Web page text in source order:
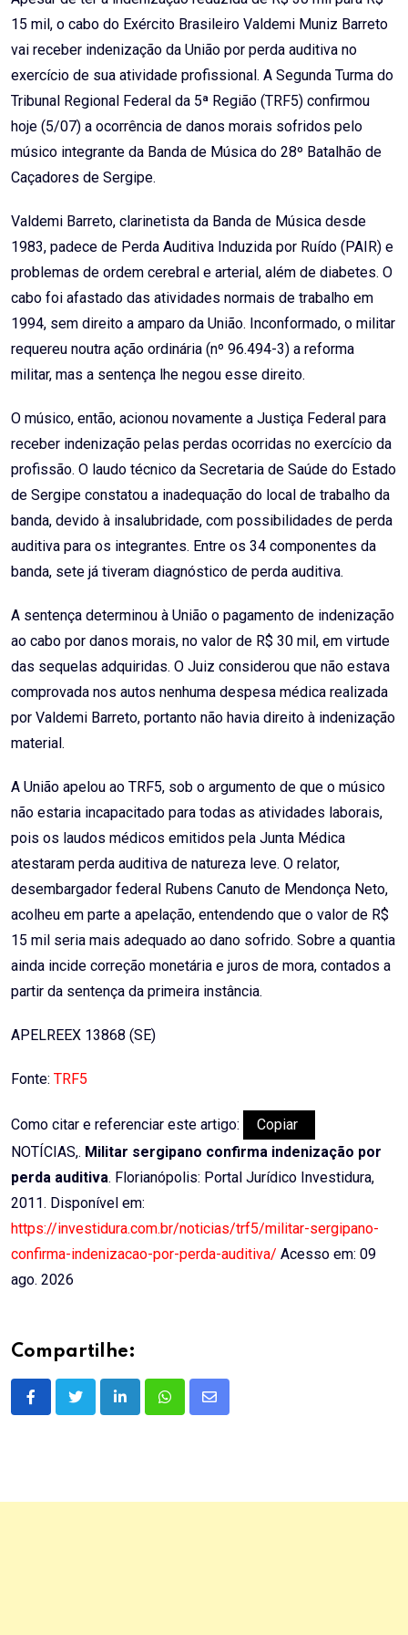
15 mil, o cabo do Exército Brasileiro Valdemi Muniz Barreto
vai receber indenização da União por perda auditiva no
exercício de sua atividade profissional. A Segunda Turma do
Tribunal Regional Federal da 5ª Região (TRF5) confirmou
hoje (5/07) a ocorrência de danos morais sofridos pelo
músico integrante da Banda de Música do 28º Batalhão de
Caçadores de Sergipe.
Valdemi Barreto, clarinetista da Banda de Música desde
1983, padece de Perda Auditiva Induzida por Ruído (PAIR) e
problemas de ordem cerebral e arterial, além de diabetes. O
cabo foi afastado das atividades normais de trabalho em
1994, sem direito a amparo da União. Inconformado, o militar
requereu noutra ação ordinária (nº 96.494-3) a reforma
militar, mas a sentença lhe negou esse direito.
O músico, então, acionou novamente a Justiça Federal para
receber indenização pelas perdas ocorridas no exercício da
profissão. O laudo técnico da Secretaria de Saúde do Estado
de Sergipe constatou a inadequação do local de trabalho da
banda, devido à insalubridade, com possibilidades de perda
auditiva para os integrantes. Entre os 34 componentes da
banda, sete já tiveram diagnóstico de perda auditiva.
A sentença determinou à União o pagamento de indenização
ao cabo por danos morais, no valor de R$ 30 mil, em virtude
das sequelas adquiridas. O Juiz considerou que não estava
comprovada nos autos nenhuma despesa médica realizada
por Valdemi Barreto, portanto não havia direito à indenização
material.
A União apelou ao TRF5, sob o argumento de que o músico
não estaria incapacitado para todas as atividades laborais,
pois os laudos médicos emitidos pela Junta Médica
atestaram perda auditiva de natureza leve. O relator,
desembargador federal Rubens Canuto de Mendonça Neto,
acolheu em parte a apelação, entendendo que o valor de R$
15 mil seria mais adequado ao dano sofrido. Sobre a quantia
ainda incide correção monetária e juros de mora, contados a
partir da sentença da primeira instância.
APELREEX 13868 (SE)
Fonte: TRF5
Como citar e referenciar este artigo:
Copiar
NOTÍCIAS,. Militar sergipano confirma indenização por
perda auditiva. Florianópolis: Portal Jurídico Investidura,
2011. Disponível em:
https://investidura.com.br/noticias/trf5/militar-sergipano-
confirma-indenizacao-por-perda-auditiva/ Acesso em: 09
ago. 2026
Compartilhe:
LinkedInWhatsappShare